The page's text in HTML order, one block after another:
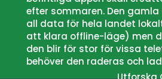
efter sommaren. Den
all data för hela landet
att klara offline-läge) men
den blir för stor för vissa
behöver den raderas och